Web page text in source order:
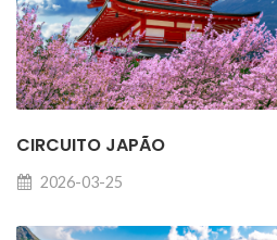
CIRCUITO JAPÃO
2026-03-25